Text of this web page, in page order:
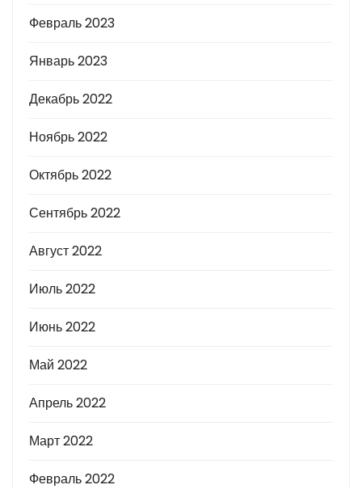
Февраль 2023
Январь 2023
Декабрь 2022
Ноябрь 2022
Октябрь 2022
Сентябрь 2022
Август 2022
Июль 2022
Июнь 2022
Май 2022
Апрель 2022
Март 2022
Февраль 2022